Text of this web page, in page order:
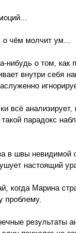
о чём молчит ум...
нибудь о том, как
внутри себя
всё
парадокс
в швы невидимой
настоящий
когда Марина
проблему.
результаты